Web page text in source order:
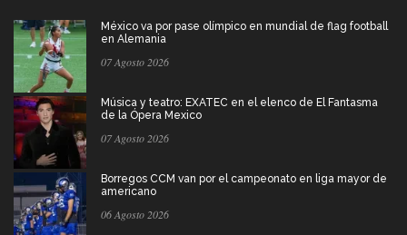
México va por pase olímpico en mundial de flag football
en Alemania
07 Agosto 2026
Música y teatro: EXATEC en el elenco de El Fantasma
de la Ópera Mexico
07 Agosto 2026
Borregos CCM van por el campeonato en liga mayor de
americano
06 Agosto 2026